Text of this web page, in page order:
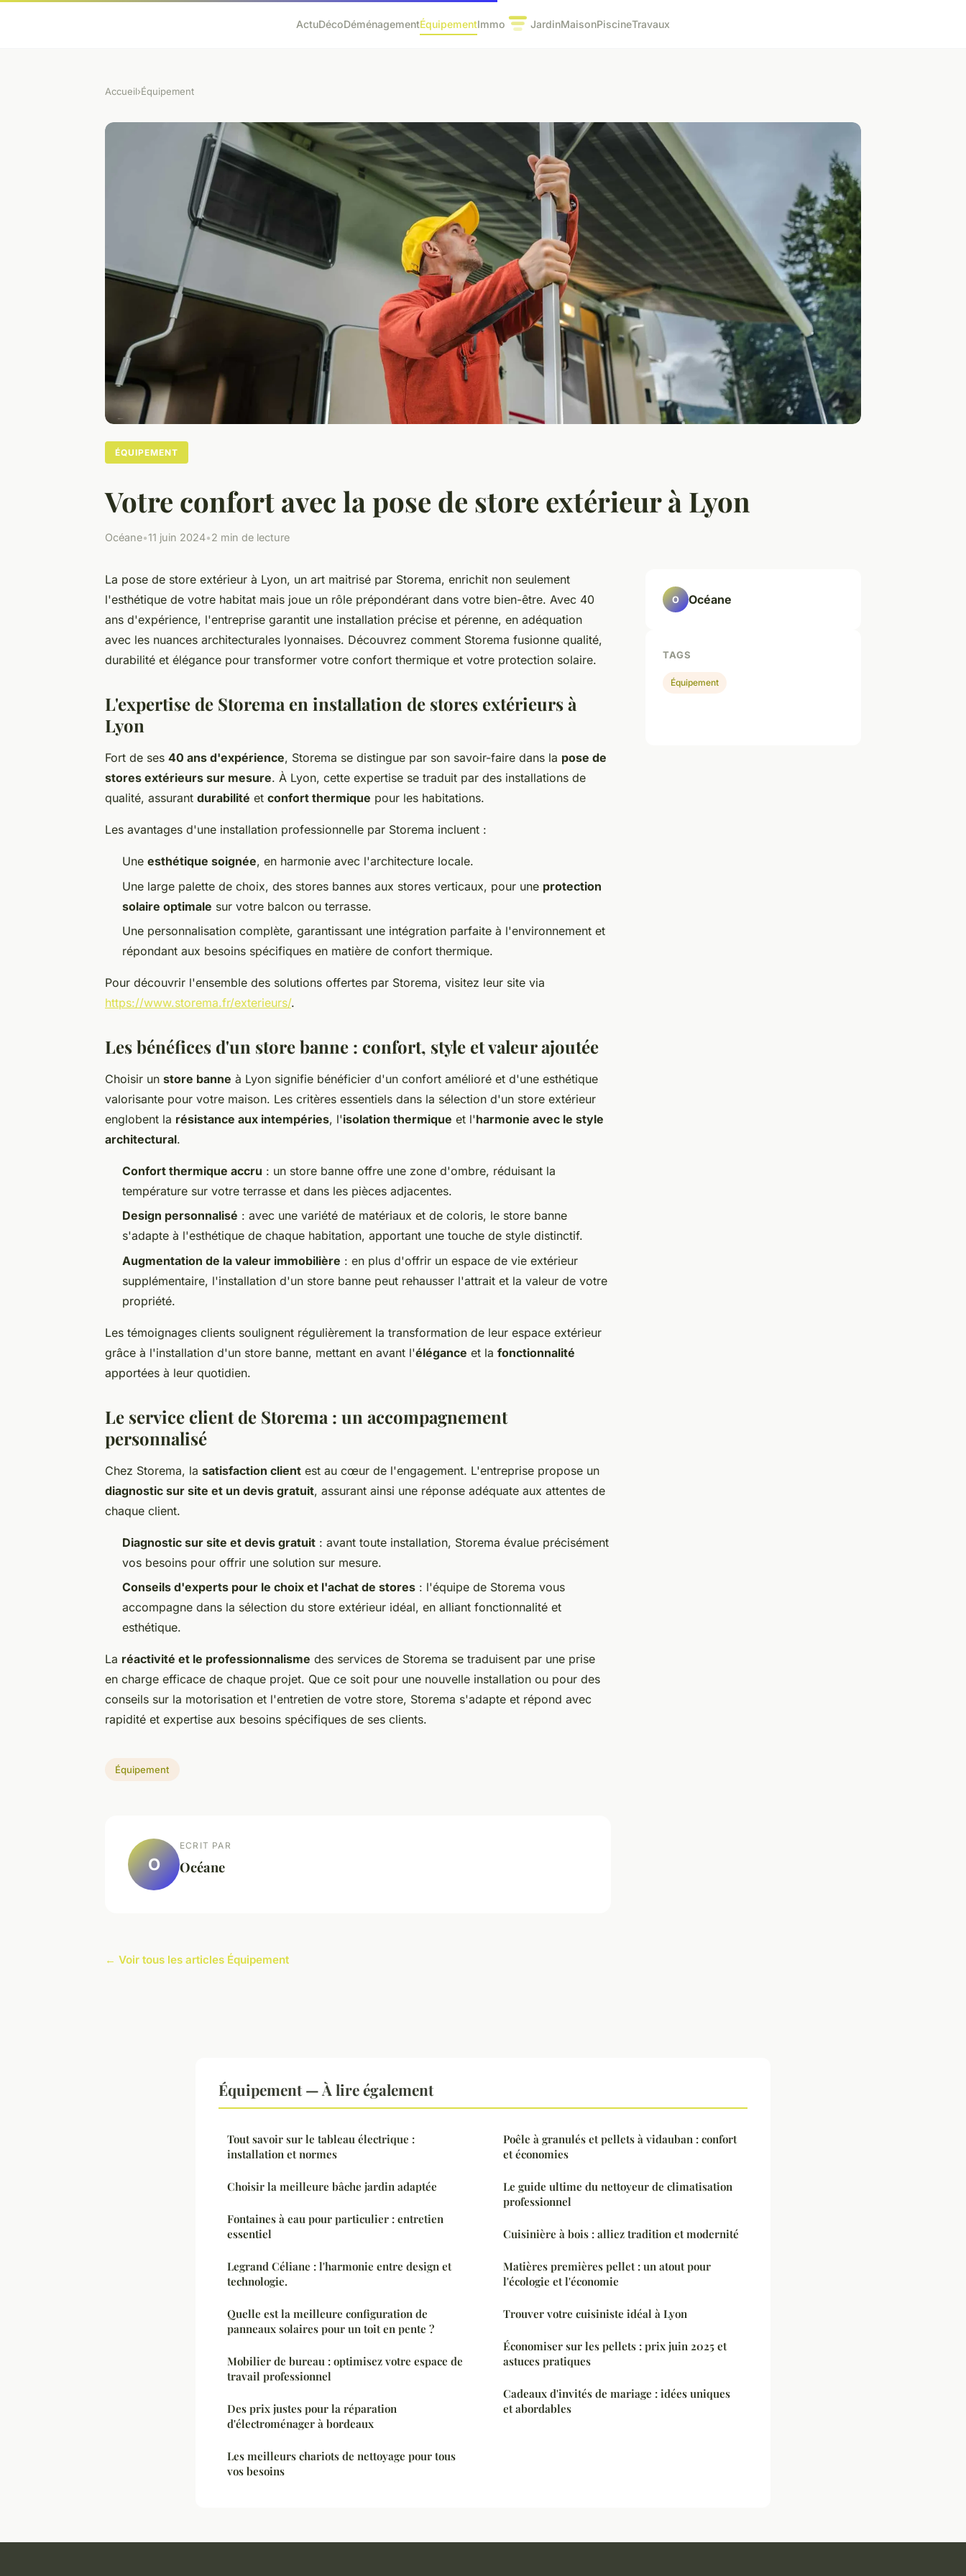
ActuDécoDéménagementÉquipementImmo JardinMaisonPiscineTravaux
Accueil›Équipement
ÉQUIPEMENT
Votre confort avec la pose de store extérieur à Lyon
Océane•11 juin 2024•2 min de lecture
La pose de store extérieur à Lyon, un art maitrisé par Storema, enrichit non seulement
l'esthétique de votre habitat mais joue un rôle prépondérant dans votre bien-être. Avec 40
ans d'expérience, l'entreprise garantit une installation précise et pérenne, en adéquation
avec les nuances architecturales lyonnaises. Découvrez comment Storema fusionne qualité,
durabilité et élégance pour transformer votre confort thermique et votre protection solaire.
L'expertise de Storema en installation de stores extérieurs à
Lyon
Fort de ses 40 ans d'expérience, Storema se distingue par son savoir-faire dans la pose de
stores extérieurs sur mesure. À Lyon, cette expertise se traduit par des installations de
qualité, assurant durabilité et confort thermique pour les habitations.
Les avantages d'une installation professionnelle par Storema incluent :
Une esthétique soignée, en harmonie avec l'architecture locale.
Une large palette de choix, des stores bannes aux stores verticaux, pour une protection
solaire optimale sur votre balcon ou terrasse.
Une personnalisation complète, garantissant une intégration parfaite à l'environnement et
répondant aux besoins spécifiques en matière de confort thermique.
Pour découvrir l'ensemble des solutions offertes par Storema, visitez leur site via
https://www.storema.fr/exterieurs/.
Les bénéfices d'un store banne : confort, style et valeur ajoutée
Choisir un store banne à Lyon signifie bénéficier d'un confort amélioré et d'une esthétique
valorisante pour votre maison. Les critères essentiels dans la sélection d'un store extérieur
englobent la résistance aux intempéries, l'isolation thermique et l'harmonie avec le style
architectural.
Confort thermique accru : un store banne offre une zone d'ombre, réduisant la
température sur votre terrasse et dans les pièces adjacentes.
Design personnalisé : avec une variété de matériaux et de coloris, le store banne
s'adapte à l'esthétique de chaque habitation, apportant une touche de style distinctif.
Augmentation de la valeur immobilière : en plus d'offrir un espace de vie extérieur
supplémentaire, l'installation d'un store banne peut rehausser l'attrait et la valeur de votre
propriété.
Les témoignages clients soulignent régulièrement la transformation de leur espace extérieur
grâce à l'installation d'un store banne, mettant en avant l'élégance et la fonctionnalité
apportées à leur quotidien.
Le service client de Storema : un accompagnement
personnalisé
Chez Storema, la satisfaction client est au cœur de l'engagement. L'entreprise propose un
diagnostic sur site et un devis gratuit, assurant ainsi une réponse adéquate aux attentes de
chaque client.
Diagnostic sur site et devis gratuit : avant toute installation, Storema évalue précisément
vos besoins pour offrir une solution sur mesure.
Conseils d'experts pour le choix et l'achat de stores : l'équipe de Storema vous
accompagne dans la sélection du store extérieur idéal, en alliant fonctionnalité et
esthétique.
La réactivité et le professionnalisme des services de Storema se traduisent par une prise
en charge efficace de chaque projet. Que ce soit pour une nouvelle installation ou pour des
conseils sur la motorisation et l'entretien de votre store, Storema s'adapte et répond avec
rapidité et expertise aux besoins spécifiques de ses clients.
Équipement
O
ECRIT PAR
Océane
← Voir tous les articles Équipement
O Océane
TAGS
Équipement
Équipement — À lire également
Tout savoir sur le tableau électrique :
installation et normes
Choisir la meilleure bâche jardin adaptée
Fontaines à eau pour particulier : entretien
essentiel
Legrand Céliane : l'harmonie entre design et
technologie.
Quelle est la meilleure configuration de
panneaux solaires pour un toit en pente ?
Mobilier de bureau : optimisez votre espace de
travail professionnel
Des prix justes pour la réparation
d'électroménager à bordeaux
Les meilleurs chariots de nettoyage pour tous
vos besoins
Poêle à granulés et pellets à vidauban : confort
et économies
Le guide ultime du nettoyeur de climatisation
professionnel
Cuisinière à bois : alliez tradition et modernité
Matières premières pellet : un atout pour
l'écologie et l'économie
Trouver votre cuisiniste idéal à Lyon
Économiser sur les pellets : prix juin 2025 et
astuces pratiques
Cadeaux d'invités de mariage : idées uniques
et abordables